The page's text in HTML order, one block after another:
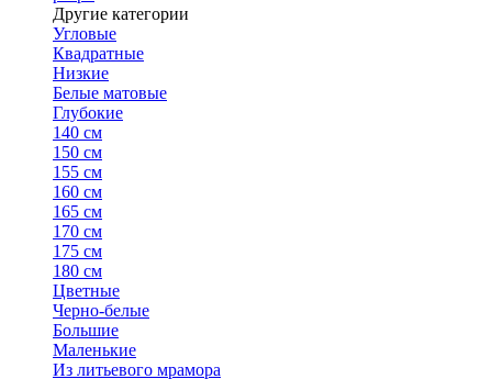
Другие категории
Угловые
Квадратные
Низкие
Белые матовые
Глубокие
140 см
150 см
155 см
160 см
165 см
170 см
175 см
180 см
Цветные
Черно-белые
Большие
Маленькие
Из литьевого мрамора